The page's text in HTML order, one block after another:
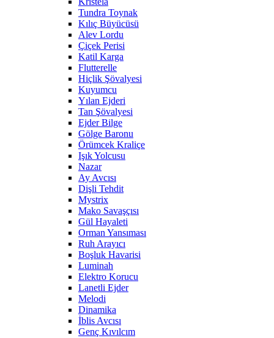
Tundra Toynak
Kılıç Büyücüsü
Alev Lordu
Çiçek Perisi
Katil Karga
Flutterelle
Hiçlik Şövalyesi
Kuyumcu
Yılan Ejderi
Tan Şövalyesi
Ejder Bilge
Gölge Baronu
Örümcek Kraliçe
Işık Yolcusu
Nazar
Ay Avcısı
Dişli Tehdit
Mystrix
Mako Savaşçısı
Gül Hayaleti
Orman Yansıması
Ruh Arayıcı
Boşluk Havarisi
Luminah
Elektro Korucu
Lanetli Ejder
Melodi
Dinamika
İblis Avcısı
Genç Kıvılcım